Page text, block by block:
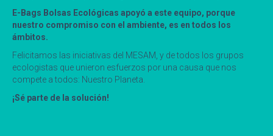
E-Bags Bolsas Ecológicas apoyó a este equipo, porque
nuestro compromiso con el ambiente, es en todos los
ámbitos.
Felicitamos las iniciativas del MESAM, y de todos los grupos
ecologistas que unieron esfuerzos por una causa que nos
compete a todos: Nuestro Planeta.
¡Sé parte de la solución!